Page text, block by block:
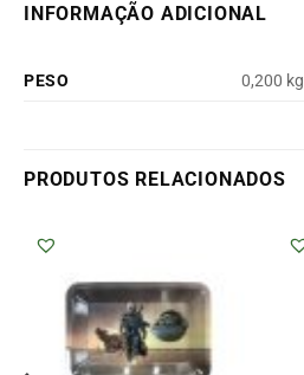
INFORMAÇÃO ADICIONAL
PESO 0,200 kg
PRODUTOS RELACIONADOS